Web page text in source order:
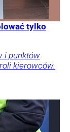
tylko
i punktów
kierowców.